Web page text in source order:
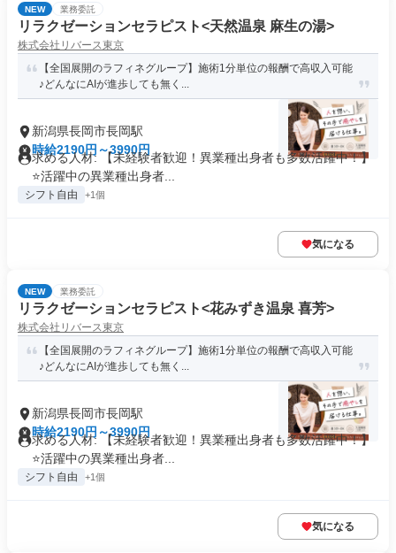
NEW 業務委託
リラクゼーションセラピスト<天然温泉 麻生の湯>
株式会社リバース東京
【全国展開のラフィネグループ】施術1分単位の報酬で高収入可能
♪どんなにAIが進歩しても無く...
新潟県長岡市長岡駅
時給2190円～3990円
求める人材: 【未経験者歓迎！異業種出身者も多数活躍中！】
⭐️活躍中の異業種出身者...
シフト自由 +1個
気になる
NEW 業務委託
リラクゼーションセラピスト<花みずき温泉 喜芳>
株式会社リバース東京
【全国展開のラフィネグループ】施術1分単位の報酬で高収入可能
♪どんなにAIが進歩しても無く...
新潟県長岡市長岡駅
時給2190円～3990円
求める人材: 【未経験者歓迎！異業種出身者も多数活躍中！】
⭐️活躍中の異業種出身者...
シフト自由 +1個
気になる